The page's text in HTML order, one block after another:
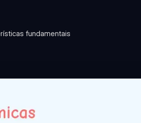
fundamentais